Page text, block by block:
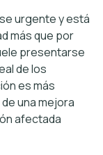
urgente y está
más que por
presentarse
de los
es más
una mejora
afectada